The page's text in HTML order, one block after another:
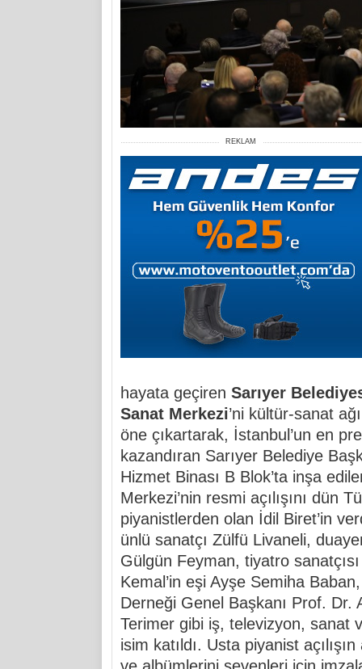
REKLAM
hayata geçiren Sarıyer
Sanat Merkezi’ni kültür-sanat
öne çıkartarak, İstanbul’un en
kazandıran Sarıyer Belediye
Hizmet Binası B Blok’ta inşa
Merkezi’nin resmi açılışını dün
piyanistlerden olan İdil Biret’in
ünlü sanatçı Zülfü Livaneli,
Gülgün Feyman, tiyatro
Kemal’in eşi Ayşe Semiha
Derneği Genel Başkanı Prof. Dr.
Terimer gibi iş, televizyon, sanat
isim katıldı. Usta piyanist